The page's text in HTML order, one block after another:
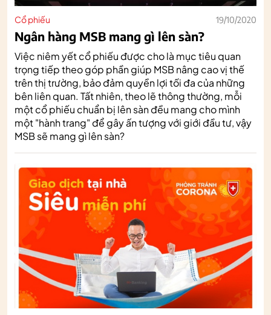
Cổ phiếu 19/10/2020
Ngân hàng MSB mang gì lên sàn?
Việc niêm yết cổ phiếu được cho là mục tiêu quan
trọng tiếp theo góp phần giúp MSB nâng cao vị thế
trên thị trường, bảo đảm quyền lợi tối đa của những
bên liên quan. Tất nhiên, theo lẽ thông thường, mỗi
một cổ phiếu chuẩn bị lên sàn đều mang cho mình
một "hành trang" để gây ấn tượng với giới đầu tư, vậy
MSB sẽ mang gì lên sàn?